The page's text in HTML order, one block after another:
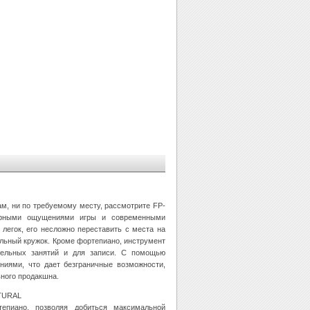
ни по требуемому месту, рассмотрите FP-
ощущениями игры и современными
его несложно переставить с места на
кружок. Кроме фортепиано, инструмент
занятий и для записи. С помощью
что дает безграничные возможности,
продакшна.
позволяя добиться максимальной